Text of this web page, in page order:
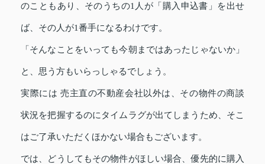
のこともあり、そのうちの1人が「購入申込書」を出せ
ば、その人が1番手になるわけです。
「そんなことをいっても今朝まではあったじゃないか」
と、思う方もいらっしゃるでしょう。
実際には 売主直の不動産会社以外は、その物件の商談
状況を把握するのにタイムラグが出てしまうため、そこ
はご了承いただくほかない場合もございます。
では、どうしてもその物件がほしい場合、優先的に購入